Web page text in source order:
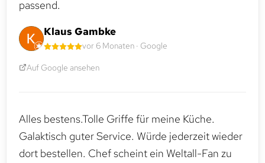
passend.
Klaus Gambke
vor 6 Monaten · Google
Auf Google ansehen
Alles bestens.Tolle Griffe für meine Küche.
Galaktisch guter Service. Würde jederzeit wieder
dort bestellen. Chef scheint ein Weltall-Fan zu